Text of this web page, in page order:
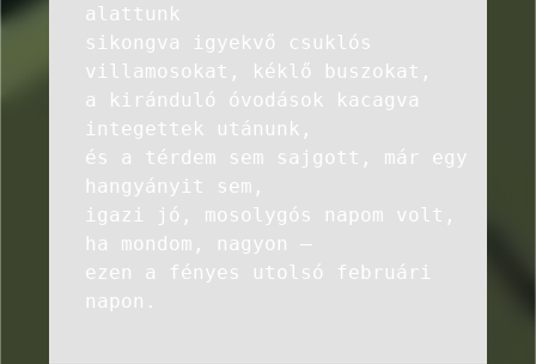
alattunk
sikongva igyekvő csuklós
villamosokat, kéklő buszokat,
a kiránduló óvodások kacagva
integettek utánunk,
és a térdem sem sajgott, már egy
hangyányit sem,
igazi jó, mosolygós napom volt,
ha mondom, nagyon –
ezen a fényes utolsó februári
napon.